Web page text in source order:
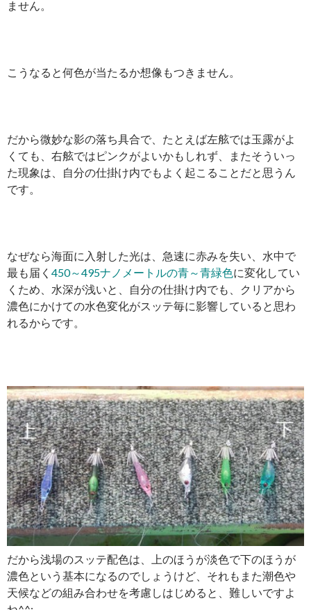
ません。
こうなると何色が当たるか想像もつきません。
だから微妙な影の落ち具合で、たとえば左舷では玉露がよ
くても、右舷ではピンクがよいかもしれず、またそういっ
た現象は、自分の仕掛け内でもよく起こることだと思うん
です。
なぜなら海面に入射した光は、急速に赤みを失い、水中で
最も届く 450～495ナノメートルの青～青緑色に変化してい
くため、水深が浅いと、自分の仕掛け内でも、クリアから
濃色にかけての水色変化がスッテ毎に影響していると思わ
れるからです。
だから浅場のスッテ配色は、上のほうが淡色で下のほうが
濃色という基本になるのでしょうけど、それもまた潮色や
天候などの組み合わせを考慮しはじめると、難しいですよ